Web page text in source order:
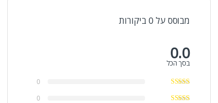
מבוסס על 0 ביקורות
0.0
בסך הכל
0
0